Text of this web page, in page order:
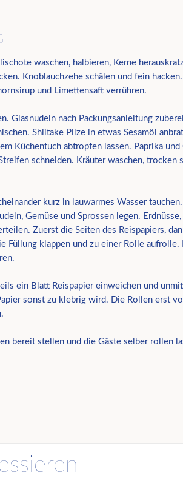
waschen, halbieren, Kerne
Knoblauchzehe schälen und fein
und Limettensaft verrühren.
Glasnudeln nach Packungs­anleitung
Shiitake Pilze in etwas Sesamöl
Küchentuch abtropfen lassen. Paprika und
schneiden. Kräuter waschen, trocken
kurz in lauwarmes Wasser
Gemüse und Sprossen legen.
Zuerst die Seiten des Reispapiers,
Füllung klappen und zu einer Rolle aufrolle.
ein Blatt Reispapier einweichen und
sonst zu klebrig wird. Die Rollen erst
bereit stellen und die Gäste selber rollen